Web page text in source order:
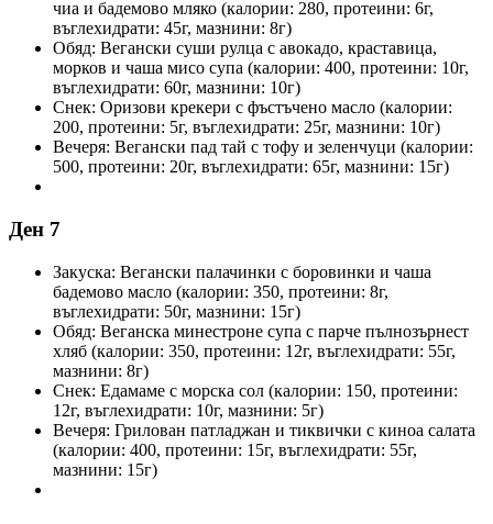
чиа и бадемово мляко (калории: 280, протеини: 6г,
въглехидрати: 45г, мазнини: 8г)
Обяд: Вегански суши рулца с авокадо, краставица,
морков и чаша мисо супа (калории: 400, протеини: 10г,
въглехидрати: 60г, мазнини: 10г)
Снек: Оризови крекери с фъстъчено масло (калории:
200, протеини: 5г, въглехидрати: 25г, мазнини: 10г)
Вечеря: Вегански пад тай с тофу и зеленчуци (калории:
500, протеини: 20г, въглехидрати: 65г, мазнини: 15г)
Ден 7
Закуска: Вегански палачинки с боровинки и чаша
бадемово масло (калории: 350, протеини: 8г,
въглехидрати: 50г, мазнини: 15г)
Обяд: Веганска минестроне супа с парче пълнозърнест
хляб (калории: 350, протеини: 12г, въглехидрати: 55г,
мазнини: 8г)
Снек: Едамаме с морска сол (калории: 150, протеини:
12г, въглехидрати: 10г, мазнини: 5г)
Вечеря: Грилован патладжан и тиквички с киноа салата
(калории: 400, протеини: 15г, въглехидрати: 55г,
мазнини: 15г)